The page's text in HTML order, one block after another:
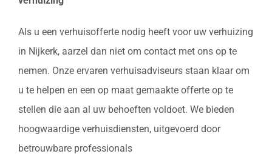
Als u een verhuisofferte nodig heeft voor uw verhuizing
in Nijkerk, aarzel dan niet om contact met ons op te
nemen. Onze ervaren verhuisadviseurs staan klaar om
u te helpen en een op maat gemaakte offerte op te
stellen die aan al uw behoeften voldoet. We bieden
hoogwaardige verhuisdiensten, uitgevoerd door
betrouwbare professionals